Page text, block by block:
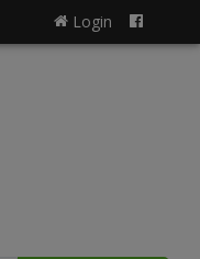
Login